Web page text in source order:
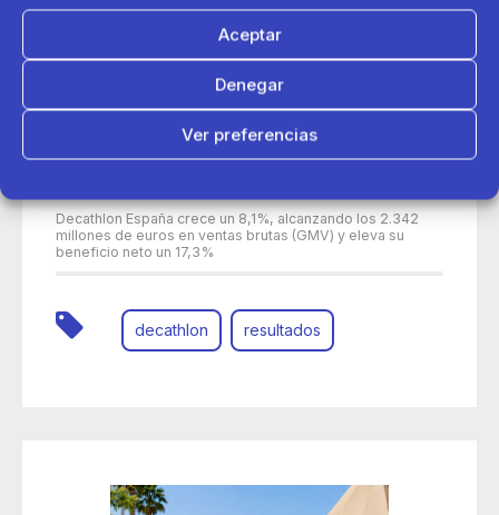
Aceptar
Denegar
Ver preferencias
Decathlon España crece un 8,1%, alcanzando los 2.342
millones de euros en ventas brutas (GMV) y eleva su
beneficio neto un 17,3%
decathlon resultados